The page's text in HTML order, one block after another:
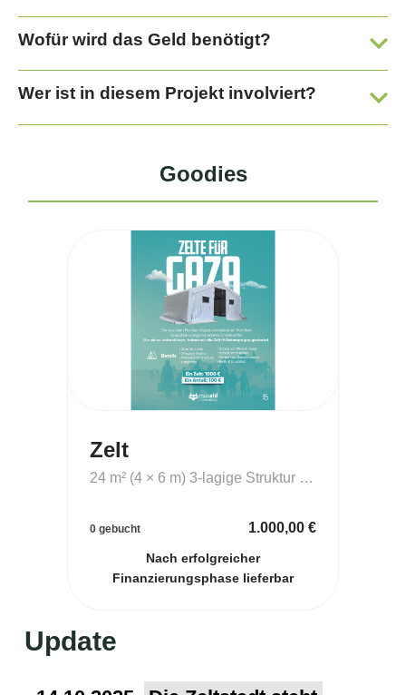
Wofür wird das Geld benötigt?
Wer ist in diesem Projekt involviert?
Goodies
Zelt
24 m² (4 × 6 m) 3-lagige Struktur Wasserdicht & robust Langlebig Schutz vor Wind & Staub Schutz vor Insekten Verstärktes Bodenmaterial Reiß- & bruchfest
0 gebucht 1.000,00 €
Nach erfolgreicher
Finanzierungsphase lieferbar
Update